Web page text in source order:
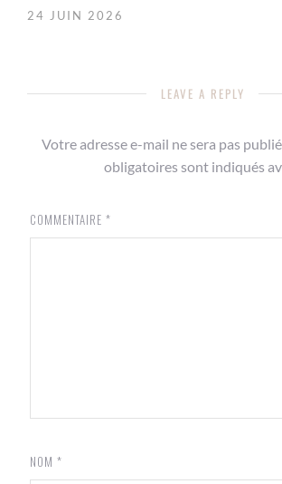
24 JUIN 2026
LEAVE A REPLY
Votre adresse e-mail ne sera pas
obligatoires sont indiqués
COMMENTAIRE *
NOM *